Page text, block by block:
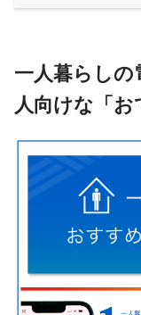
一人暮らしの
人向けな「